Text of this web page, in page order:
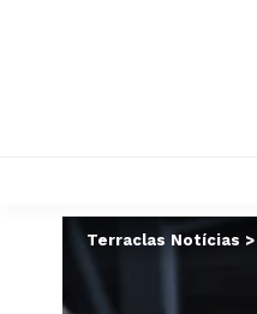
Terraclas Notícias >